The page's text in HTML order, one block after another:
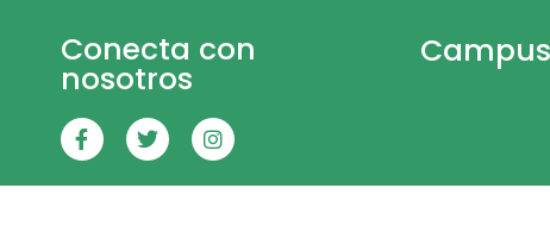
Conecta con
nosotros
Campus